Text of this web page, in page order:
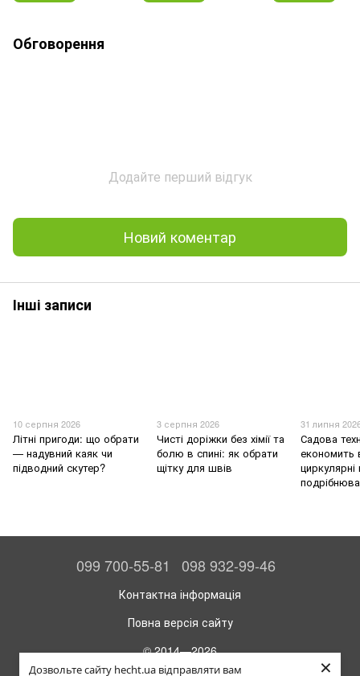
Дозвольте сайту hecht.ua відправляти вам ×
Обговорення
Додайте перший відгук
Новий коментар
Інші записи
10 серпня 2026
Літні пригоди: що обрати
— надувний каяк чи
підводний скутер?
3 серпня 2026
Чисті доріжки без хімії та
болю в спині: як обрати
щітку для швів
31 липня
Садова
економить
099 700-55-81 098 932-99-46
Контактна інформація
Повна версія сайту
© 2014—2026
Офіційний інтернет-магазин HECHT